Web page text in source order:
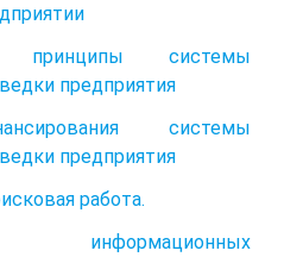
принципы системы
предприятия
системы
предприятия
работа.
информационных